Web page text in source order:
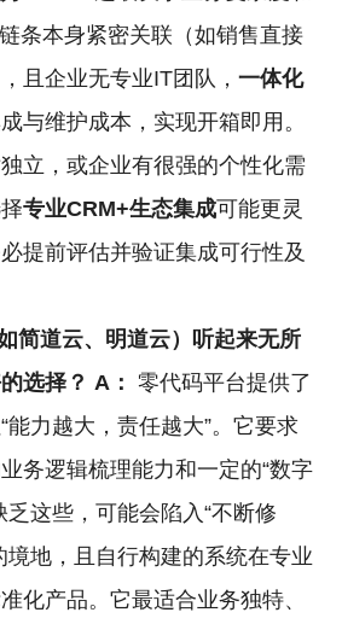
条本身紧密关联（如销售直接
且企业无专业IT团队，一体化
与维护成本，实现开箱即用。
立，或企业有很强的个性化需
专业CRM+生态集成可能更灵
提前评估并验证集成可行性及
简道云、明道云）听起来无所
选择？ A： 零代码平台提供了
能力越大，责任越大”。它要求
务逻辑梳理能力和一定的“数字
乏这些，可能会陷入“不断修
境地，且自行构建的系统在专业
化产品。它最适合业务独特、